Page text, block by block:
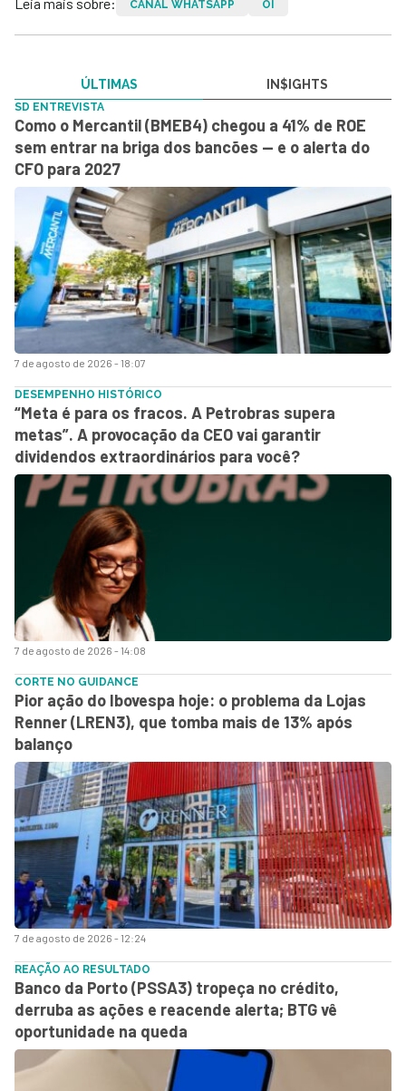
CANAL WHATSAPP OI
ÚLTIMAS IN$IGHTS
7 de agosto de 2026 - 18:07
SD ENTREVISTA
Como o Mercantil (BMEB4) chegou a 41% de ROE
sem entrar na briga dos bancões — e o alerta do
CFO para 2027
7 de agosto de 2026 - 14:08
DESEMPENHO HISTÓRICO
“Meta é para os fracos. A Petrobras supera
metas”. A provocação da CEO vai garantir
dividendos extraordinários para você?
7 de agosto de 2026 - 12:24
CORTE NO GUIDANCE
Pior ação do Ibovespa hoje: o problema da Lojas
Renner (LREN3), que tomba mais de 13% após
balanço
REAÇÃO AO RESULTADO
Banco da Porto (PSSA3) tropeça no crédito,
derruba as ações e reacende alerta; BTG vê
oportunidade na queda